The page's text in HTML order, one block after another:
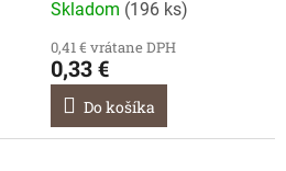
Skladom (196 ks)
0,41 € vrátane DPH
0,33 €
Do košíka